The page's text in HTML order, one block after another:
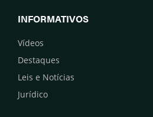
INFORMATIVOS
Vídeos
Destaques
Leis e Notícias
Jurídico